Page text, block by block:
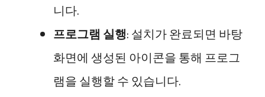
니다.
프로그램 실행: 설치가 완료되면 바탕
화면에 생성된 아이콘을 통해 프로그
램을 실행할 수 있습니다.